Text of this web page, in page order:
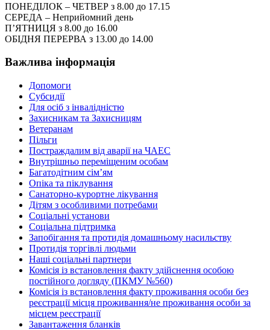
ПОНЕДІЛОК – ЧЕТВЕР з 8.00 до 17.15
СЕРЕДА – Неприйомний день
П’ЯТНИЦЯ з 8.00 до 16.00
ОБІДНЯ ПЕРЕРВА з 13.00 до 14.00
Важлива інформація
Допомоги
Субсидії
Для осіб з інвалідністю
Захисникам та Захисницям
Ветеранам
Пільги
Постраждалим від аварії на ЧАЕС
Внутрішньо переміщеним особам
Багатодітним сім’ям
Опіка та піклування
Санаторно-курортне лікування
Дітям з особливими потребами
Соціальні установи
Соціальна підтримка
Запобігання та протидія домашньому насильству
Протидія торгівлі людьми
Наші соціальні партнери
Комісія із встановлення факту здійснення особою
постійного догляду (ПКМУ №560)
Комісія із встановлення факту проживання особи без
реєстрації місця проживання/не проживання особи за
місцем реєстрації
Завантаження бланків